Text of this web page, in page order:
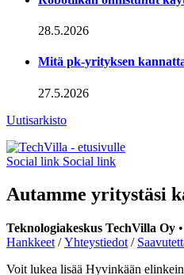
28.5.2026
Mitä pk-yrityksen
27.5.2026
Uutisarkisto
Social link Social link
Autamme yritystäsi
Teknologiakeskus TechVilla Oy
Hankkeet /Yhteystiedot /
Voit lukea lisää Hyvinkään